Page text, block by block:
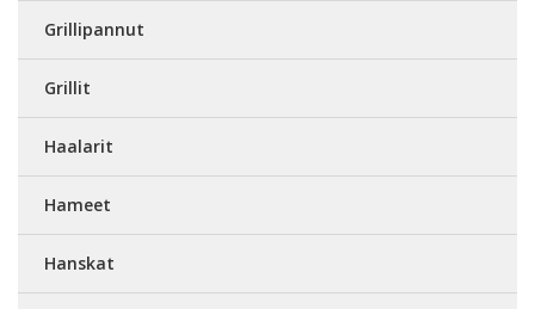
Grillipannut
Grillit
Haalarit
Hameet
Hanskat